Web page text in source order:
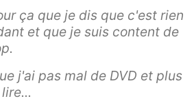
ça que je dis que c'est rien
et que je suis content de
j'ai pas mal de DVD et plus